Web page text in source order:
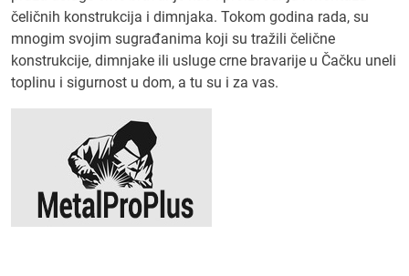
čeličnih konstrukcija i dimnjaka. Tokom godina rada, su
mnogim svojim sugrađanima koji su tražili čelične
konstrukcije, dimnjake ili usluge crne bravarije u Čačku uneli
toplinu i sigurnost u dom, a tu su i za vas.